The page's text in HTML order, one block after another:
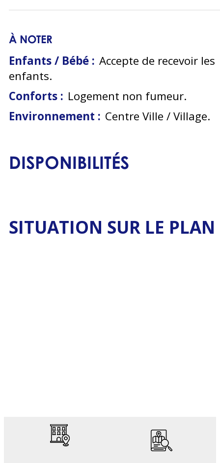
À NOTER
Enfants / Bébé : Accepte de recevoir les
enfants
Conforts : Logement non fumeur
Environnement : Centre Ville / Village
DISPONIBILITÉS
SITUATION SUR LE PLAN